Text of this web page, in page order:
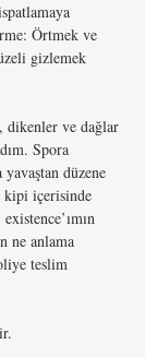
Örtmek ve
gizlemek
dikenler ve dağlar
Spora
düzene
kipi içerisinde
ne anlama
teslim